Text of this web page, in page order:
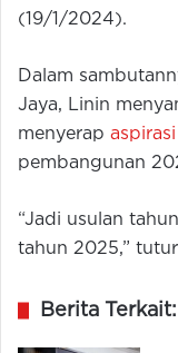
(19/1/2024).
Dalam
Jaya, Linin
menyerap
pembangunan
“Jadi usulan
tahun 2025,”
Berita Terkait: